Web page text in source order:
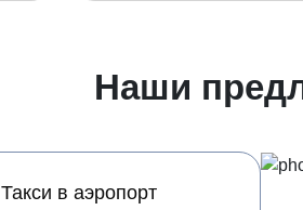
Наши
Такси в аэропорт